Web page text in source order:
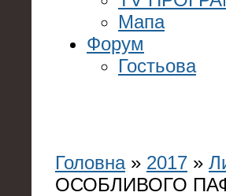
Мапа
Форум
Гостьова
Головна» 2017 »
ОСОБЛИВОГО